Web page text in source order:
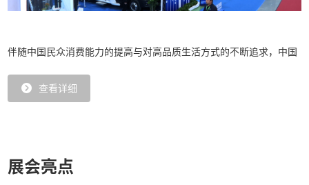
伴随中国民众消费能力的提高与对高品质生活方式的不断追求，中国
查看详细
展会亮点